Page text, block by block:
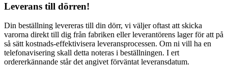
Leverans till dörren!
Din beställning levereras till din dörr, vi väljer oftast att skicka
varorna direkt till dig från fabriken eller leverantörens lager för att på
så sätt kostnads-effektivisera leveransprocessen. Om ni vill ha en
telefonavisering skall detta noteras i beställningen. I ert
ordererkännande står det angivet förväntat leveransdatum.